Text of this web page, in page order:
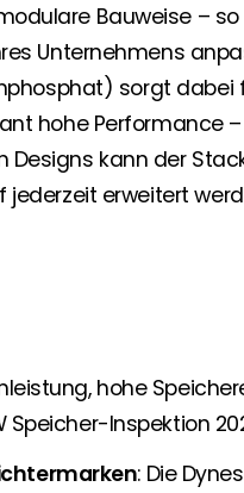
Bauweise –
Unternehmens
sorgt dabei
hohe Performance
kann der
erweitert
hohe
Speicher-Inspektion
: Die